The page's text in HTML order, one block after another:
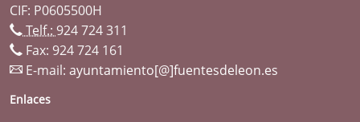
CIF: P0605500H
Telf.: 924 724 311
Fax: 924 724 161
E-mail: ayuntamiento[@]fuentesdeleon.es
Enlaces